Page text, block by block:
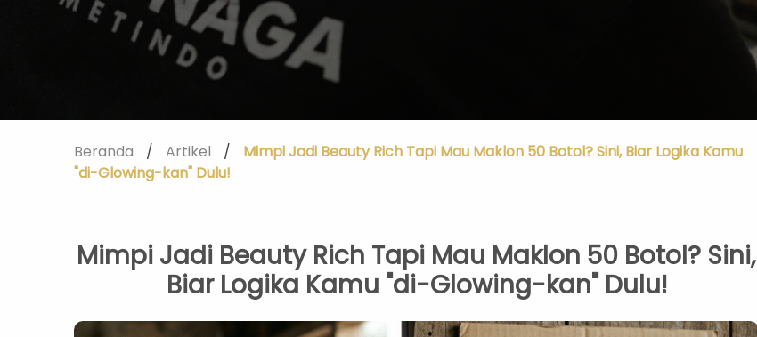
Beranda
/ Artikel /
Mimpi Jadi Beauty Rich Tapi Mau Maklon 50 Botol? Sini, Biar Logika Kamu
"di-Glowing-kan" Dulu!
Mimpi Jadi Beauty Rich Tapi Mau Maklon 50 Botol? Sini,
Biar Logika Kamu "di-Glowing-kan" Dulu!